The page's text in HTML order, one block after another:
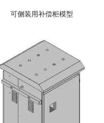
可侧装用补偿柜模型